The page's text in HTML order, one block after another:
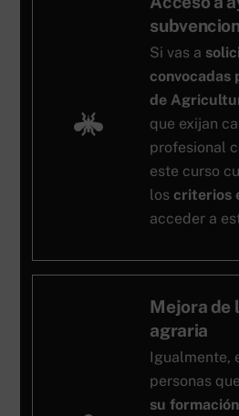
Si vas a
convocadas
de
que exijan
profesional
este curso
loscriterios
acceder a
Mejora de
agraria
Igualmente,
personas
su